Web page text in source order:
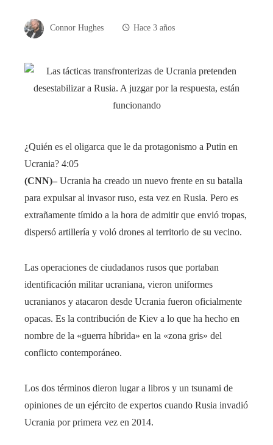
Connor Hughes Hace 3 años
¿Quién es el oligarca que le da protagonismo a Putin en
Ucrania? 4:05
(CNN)– Ucrania ha creado un nuevo frente en su batalla
para expulsar al invasor ruso, esta vez en Rusia. Pero es
extrañamente tímido a la hora de admitir que envió tropas,
dispersó artillería y voló drones al territorio de su vecino.
Las operaciones de ciudadanos rusos que portaban
identificación militar ucraniana, vieron uniformes
ucranianos y atacaron desde Ucrania fueron oficialmente
opacas. Es la contribución de Kiev a lo que ha hecho en
nombre de la «guerra híbrida» en la «zona gris» del
conflicto contemporáneo.
Los dos términos dieron lugar a libros y un tsunami de
opiniones de un ejército de expertos cuando Rusia invadió
Ucrania por primera vez en 2014.